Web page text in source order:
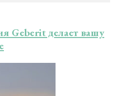
Geberit делает вашу